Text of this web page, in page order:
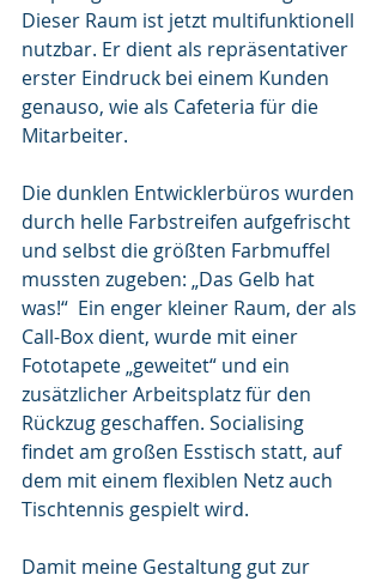
Dieser Raum ist jetzt multifunktionell
nutzbar. Er dient als repräsentativer
erster Eindruck bei einem Kunden
genauso, wie als Cafeteria für die
Mitarbeiter.
Die dunklen Entwicklerbüros wurden
durch helle Farbstreifen aufgefrischt
und selbst die größten Farbmuffel
mussten zugeben: „Das Gelb hat
was!“  Ein enger kleiner Raum, der als
Call-Box dient, wurde mit einer
Fototapete „geweitet“ und ein
zusätzlicher Arbeitsplatz für den
Rückzug geschaffen. Socialising
findet am großen Esstisch statt, auf
dem mit einem flexiblen Netz auch
Tischtennis gespielt wird.
Damit meine Gestaltung gut zur